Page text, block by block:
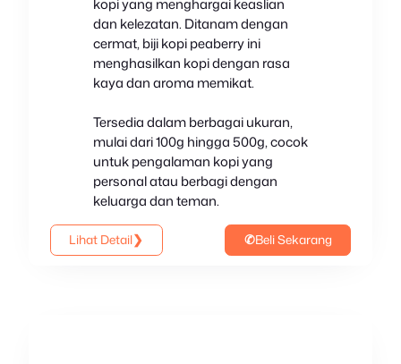
kopi yang menghargai keaslian
dan kelezatan. Ditanam dengan
cermat, biji kopi peaberry ini
menghasilkan kopi dengan rasa
kaya dan aroma memikat.
Tersedia dalam berbagai ukuran,
mulai dari 100g hingga 500g, cocok
untuk pengalaman kopi yang
personal atau berbagi dengan
keluarga dan teman.
Lihat Detail❯ ✆Beli Sekarang